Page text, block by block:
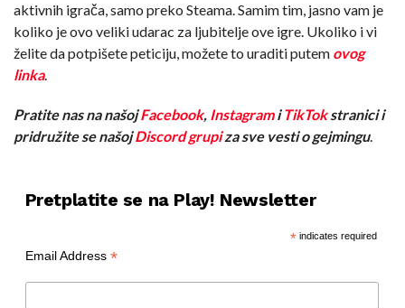
aktivnih igrača, samo preko Steama. Samim tim, jasno vam je
koliko je ovo veliki udarac za ljubitelje ove igre. Ukoliko i vi
želite da potpišete peticiju, možete to uraditi putem ovog
linka.
Pratite nas na našojFacebook, InstagramiTikTokstranici i
pridružite se našojDiscord grupiza sve vesti o gejmingu.
Pretplatite se na Play! Newsletter
*indicates required
Email Address *